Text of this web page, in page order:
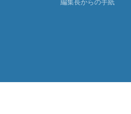
編集長からの手紙